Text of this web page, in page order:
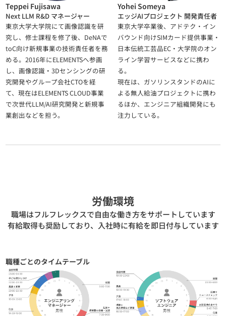
Teppei Fujisawa
Next LLM R&D マネージャー
東京大学大学院にて画像認識を研
究し、修士課程を修了後、DeNAで
toC向け新規事業の技術責任者を務
める。2016年にELEMENTSへ参画
し、画像認識・3Dセンシングの研
究開発やグループ会社CTOを経
て、現在はELEMENTS CLOUD事業
で次世代LLM/AI研究開発と新規事
業創出などを担う。
Yohei Someya
エッジAIプロジェクト 開発責任者
東京大学卒業後、アドテク・イン
バウンド向けSIMカード提供事業・
日本伝統工芸品EC・大学院のオン
ライン学習サービスなどに携わ
る。
現在は、ガソリンスタンドのAIに
よる無人給油プロジェクトに携わ
るほか、エンジニア組織開発にも
注力している。
労働環境
職場はフルフレックスで自由な働き方をサポートしています
有給取得も奨励しており、入社時に有給を即日付与しています
職種ごとのタイムテーブル